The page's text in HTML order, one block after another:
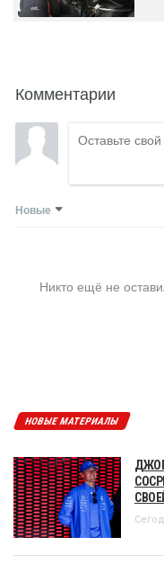
Комментарии
Новые
Никто ещё не
НОВЫЕ МАТЕРИАЛЫ